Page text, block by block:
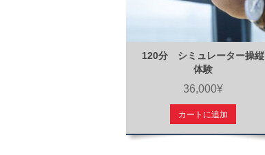
120分 シミュレーター操縦
体験
36,000¥
カートに追加